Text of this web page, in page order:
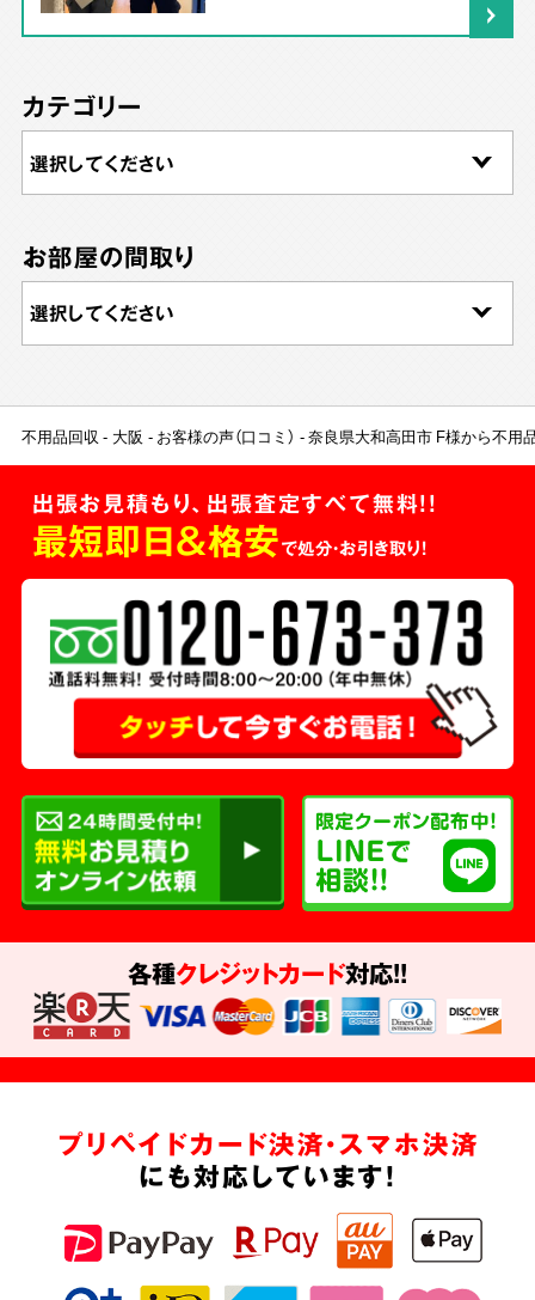
カテゴリー
お部屋の間取り
不用品回収 大阪 お客様の声（口コミ） 奈良県大和高田市 F様から不用
出張お見積もり、出張査定すべて無料!!
最短即日＆格安で処分・お引き取り！
各種クレジットカード対応!!
プリペイドカード決済・スマホ決済
にも対応しています!